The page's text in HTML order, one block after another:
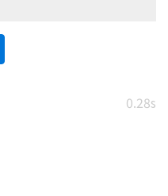
0.28s